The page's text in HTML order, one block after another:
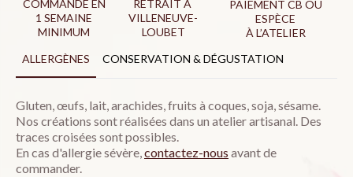
COMMANDE EN
1 SEMAINE
MINIMUM
RETRAIT À
VILLENEUVE-
LOUBET
PAIEMENT CB OU
ESPÈCE
À L’ATELIER
ALLERGÈNES
CONSERVATION & DÉGUSTATION
Gluten, œufs, lait, arachides, fruits à coques, soja, sésame.
Nos créations sont réalisées dans un atelier artisanal. Des
traces croisées sont possibles.
En cas d'allergie sévère,contactez-nous avant de
commander.